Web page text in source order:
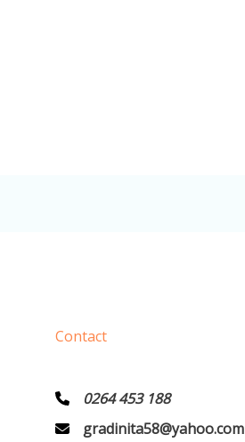
Contact
0264 453 188
gradinita58@yahoo.com